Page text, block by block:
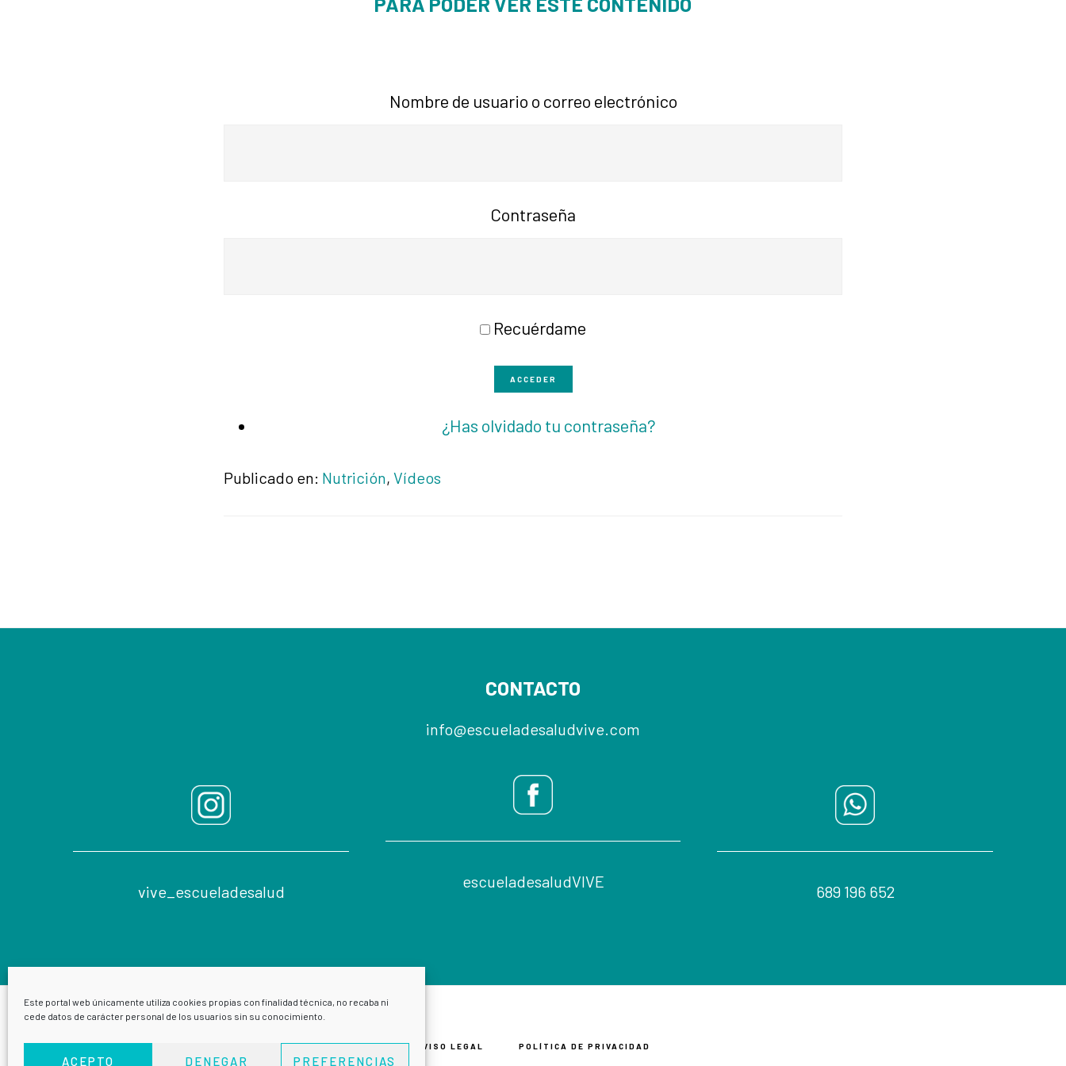
Este portal web únicamente utiliza cookies propias con finalidad técnica, no recaba ni
cede datos de carácter personal de los usuarios sin su conocimiento.
ACEPTO DENEGAR PREFERENCIAS
Nombre de usuario o correo electrónico
Contraseña
Recuérdame
ACCEDER
¿Has olvidado tu contraseña?
Publicado en: Nutrición, Vídeos
vive_escueladesalud
CONTACTO
info@escueladesaludvive.com
escueladesaludVIVE
689 196 652
AVISO LEGAL POLÍTICA DE PRIVACIDAD